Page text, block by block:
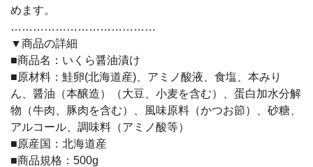
めます。
…………………………………
▼商品の詳細
■商品名：いくら醤油漬け
■原材料：鮭卵(北海道産)、アミノ酸液、食塩、本みり
ん、醤油（本醸造）（大豆、小麦を含む）、蛋白加水分解
物（牛肉、豚肉を含む）、風味原料（かつお節）、砂糖、
アルコール、調味料（アミノ酸等）
■原産国：北海道産
■商品規格：500g